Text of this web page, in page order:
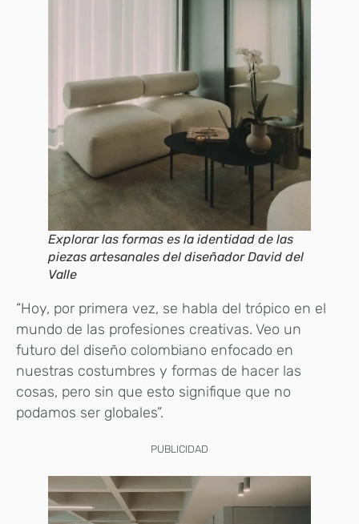
Explorar las formas es la identidad de las
piezas artesanales del diseñador David del
Valle
“Hoy, por primera vez, se habla del trópico en el
mundo de las profesiones creativas. Veo un
futuro del diseño colombiano enfocado en
nuestras costumbres y formas de hacer las
cosas, pero sin que esto signifique que no
podamos ser globales”.
PUBLICIDAD